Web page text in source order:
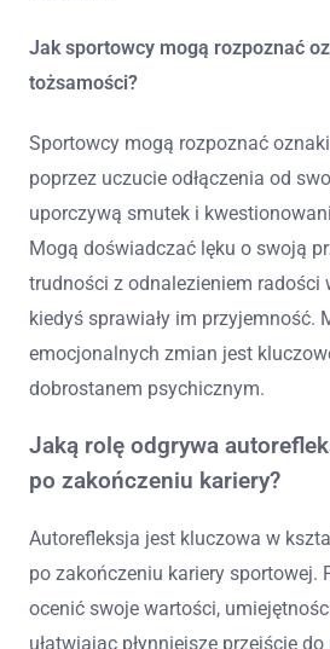
Jak sportowcy mogą rozpoznać
tożsamości?
Sportowcy mogą rozpoznać
poprzez uczucie odłączenia od
uporczywą smutek i
Mogą doświadczać lęku o swoją
trudności z odnalezieniem radości
kiedyś sprawiały im przyjemność.
emocjonalnych zmian jest
dobrostanem psychicznym.
Jaką rolę odgrywa
po zakończeniu kariery?
Autorefleksja jest kluczowa w
po zakończeniu kariery sportowej.
ocenić swoje wartości,
ułatwiając płynniejsze przejście